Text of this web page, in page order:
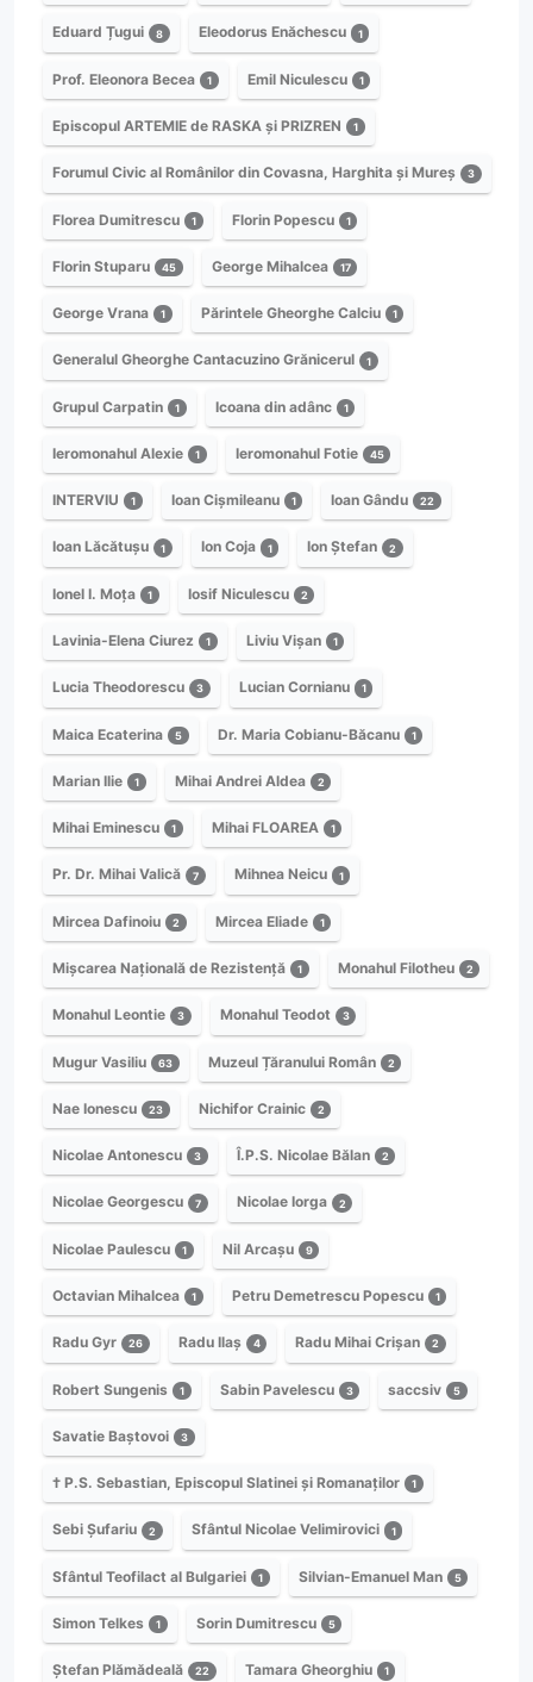
Eduard Țugui 8 Eleodorus Enăchescu 1
Prof. Eleonora Becea 1 Emil Niculescu 1
Episcopul ARTEMIE de RASKA și PRIZREN 1
Forumul Civic al Românilor din Covasna, Harghita și Mureș 3
Florea Dumitrescu 1 Florin Popescu 1
Florin Stuparu 45 George Mihalcea 17
George Vrana 1 Părintele Gheorghe Calciu 1
Generalul Gheorghe Cantacuzino Grănicerul 1
Grupul Carpatin 1 Icoana din adânc 1
Ieromonahul Alexie 1 Ieromonahul Fotie 45
INTERVIU 1 Ioan Cișmileanu 1 Ioan Gându 22
Ioan Lăcătușu 1 Ion Coja 1 Ion Ștefan 2
Ionel I. Moța 1 Iosif Niculescu 2
Lavinia-Elena Ciurez 1 Liviu Vișan 1
Lucia Theodorescu 3 Lucian Cornianu 1
Maica Ecaterina 5 Dr. Maria Cobianu-Băcanu 1
Marian Ilie 1 Mihai Andrei Aldea 2
Mihai Eminescu 1 Mihai FLOAREA 1
Pr. Dr. Mihai Valică 7 Mihnea Neicu 1
Mircea Dafinoiu 2 Mircea Eliade 1
Mișcarea Națională de Rezistență 1 Monahul Filotheu 2
Monahul Leontie 3 Monahul Teodot 3
Mugur Vasiliu 63 Muzeul Țăranului Român 2
Nae Ionescu 23 Nichifor Crainic 2
Nicolae Antonescu 3 Î.P.S. Nicolae Bălan 2
Nicolae Georgescu 7 Nicolae Iorga 2
Nicolae Paulescu 1 Nil Arcașu 9
Octavian Mihalcea 1 Petru Demetrescu Popescu 1
Radu Gyr 26 Radu Ilaș 4 Radu Mihai Crișan 2
Robert Sungenis 1 Sabin Pavelescu 3 saccsiv 5
Savatie Baștovoi 3
† P.S. Sebastian, Episcopul Slatinei și Romanaților 1
Sebi Șufariu 2 Sfântul Nicolae Velimirovici 1
Sfântul Teofilact al Bulgariei 1 Silvian-Emanuel Man 5
Simon Telkes 1 Sorin Dumitrescu 5
Ștefan Plămădeală 22 Tamara Gheorghiu 1